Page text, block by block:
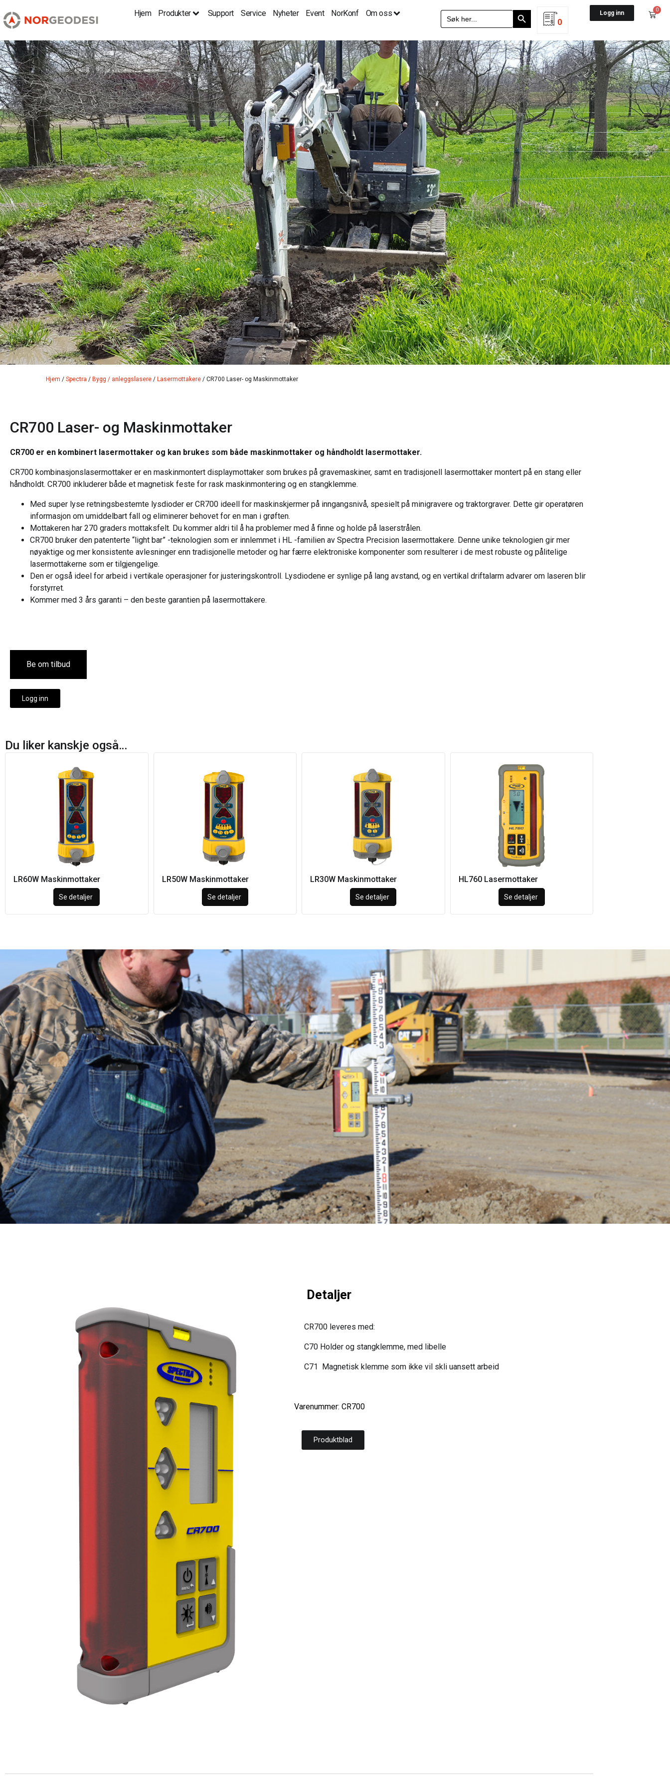
Hjem Produkter Support Service Nyheter Event NorKonf Om oss
Search
for:
Search Button
0
Logg inn 0
Hjem / Spectra / Bygg / anleggslasere / Lasermottakere / CR700 Laser- og Maskinmottaker
CR700 Laser- og Maskinmottaker
CR700 er en kombinert lasermottaker og kan brukes som både maskinmottaker og håndholdt lasermottaker.
CR700 kombinasjonslasermottaker er en maskinmontert displaymottaker som brukes på gravemaskiner, samt en tradisjonell lasermottaker montert på en stang eller
håndholdt. CR700 inkluderer både et magnetisk feste for rask maskinmontering og en stangklemme.
Med super lyse retningsbestemte lysdioder er CR700 ideell for maskinskjermer på inngangsnivå, spesielt på minigravere og traktorgraver. Dette gir operatøren
informasjon om umiddelbart fall og eliminerer behovet for en man i grøften.
Mottakeren har 270 graders mottaksfelt. Du kommer aldri til å ha problemer med å finne og holde på laserstrålen.
CR700 bruker den patenterte “light bar” -teknologien som er innlemmet i HL -familien av Spectra Precision lasermottakere. Denne unike teknologien gir mer
nøyaktige og mer konsistente avlesninger enn tradisjonelle metoder og har færre elektroniske komponenter som resulterer i de mest robuste og pålitelige
lasermottakerne som er tilgjengelige.
Den er også ideel for arbeid i vertikale operasjoner for justeringskontroll. Lysdiodene er synlige på lang avstand, og en vertikal driftalarm advarer om laseren blir
forstyrret.
Kommer med 3 års garanti – den beste garantien på lasermottakere.
Be om tilbud
Logg inn
Du liker kanskje også…
LR60W Maskinmottaker
Se detaljer
LR50W Maskinmottaker
Se detaljer
LR30W Maskinmottaker
Se detaljer
HL760 Lasermottaker
Se detaljer
Detaljer
CR700 leveres med:
C70 Holder og stangklemme, med libelle
C71 Magnetisk klemme som ikke vil skli uansett arbeid
Varenummer: CR700
Produktblad